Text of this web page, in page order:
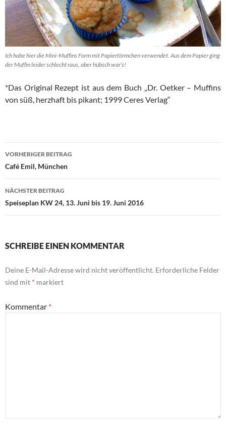
Ich habe hier die Mini-Muffins Form mit Papierförmchen verwendet. Aus dem Papier ging
der Muffin leider schlecht raus, aber hübsch war’s!
*Das Original Rezept ist aus dem Buch „Dr. Oetker – Muffins
von süß, herzhaft bis pikant; 1999 Ceres Verlag“
Beitragsnavigation
VORHERIGER BEITRAG
Café Emil, München
NÄCHSTER BEITRAG
Speiseplan KW 24, 13. Juni bis 19. Juni 2016
SCHREIBE EINEN KOMMENTAR
Deine E-Mail-Adresse wird nicht veröffentlicht. Erforderliche Felder
sind mit * markiert
Kommentar *